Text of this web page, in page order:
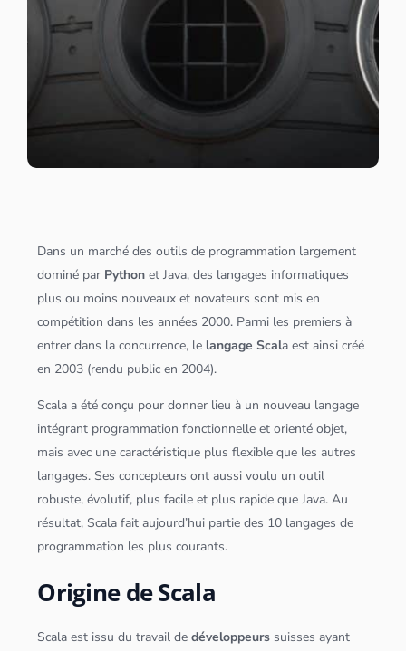
Dans un marché des outils de programmation largement
dominé par Python etJava, des langages informatiques
plus ou moins nouveaux et novateurs sont mis en
compétition dans les années 2000. Parmi les premiers à
entrer dans la concurrence, le langage Scala est ainsi créé
en 2003 (rendu public en 2004).
Scala a été conçu pour donner lieu à un nouveau langage
intégrant programmation fonctionnelle et orienté objet,
mais avec une caractéristique plus flexible que les autres
langages. Ses concepteurs ont aussi voulu un outil
robuste, évolutif, plus facile et plus rapide queJava. Au
résultat, Scala fait aujourd’hui partie des 10 langages de
programmation les plus courants.
Origine de Scala
Scala est issu du travail dedéveloppeurs suisses ayant